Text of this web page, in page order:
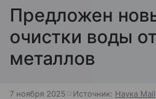
Предложен
очистки воды
металлов
7 ноября 2025 Источник: Наука Mail